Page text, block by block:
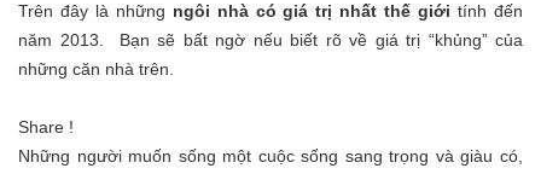
Trên đây là những ngôi nhà có giá trị nhất thế giới tính đến
năm 2013. Bạn sẽ bất ngờ nếu biết rõ về giá trị “khủng” của
những căn nhà trên.
Share !
Những người muốn sống một cuộc sống sang trọng và giàu có,